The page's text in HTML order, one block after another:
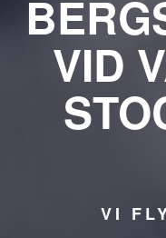
VID
VI